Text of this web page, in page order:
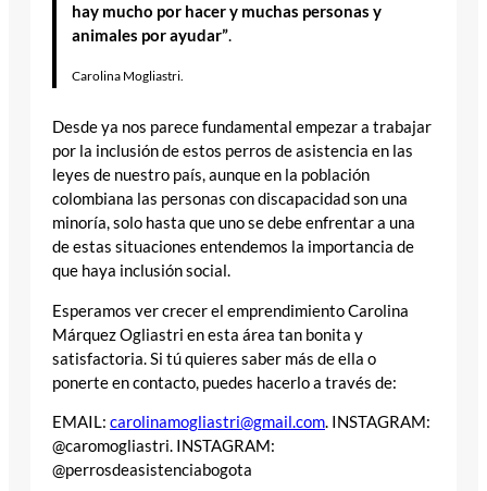
hay mucho por hacer y muchas personas y
animales por ayudar”.
Carolina Mogliastri.
Desde ya nos parece fundamental empezar a trabajar
por la inclusión de estos perros de asistencia en las
leyes de nuestro país, aunque en la población
colombiana las personas con discapacidad son una
minoría, solo hasta que uno se debe enfrentar a una
de estas situaciones entendemos la importancia de
que haya inclusión social.
Esperamos ver crecer el emprendimiento Carolina
Márquez Ogliastri en esta área tan bonita y
satisfactoria. Si tú quieres saber más de ella o
ponerte en contacto, puedes hacerlo a través de:
EMAIL: carolinamogliastri@gmail.com. INSTAGRAM:
@caromogliastri. INSTAGRAM:
@perrosdeasistenciabogota